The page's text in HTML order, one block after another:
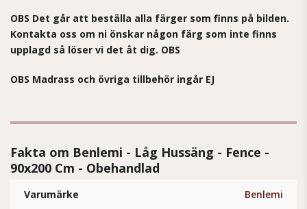
OBS Det går att beställa alla färger som finns på bilden.
Kontakta oss om ni önskar någon färg som inte finns
upplagd så löser vi det åt dig. OBS
OBS Madrass och övriga tillbehör ingår EJ
Fakta om Benlemi - Låg Hussäng - Fence -
90x200 Cm - Obehandlad
Varumärke Benlemi